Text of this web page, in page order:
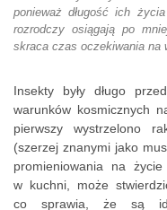
ponieważ długość ich
rozrodczy osiągają po
skraca czas oczekiwania na
Insekty były długo
warunków kosmicznych
pierwszy wystrzelono
(szerzej znanymi jako
promieniowania na
w kuchni, może
co sprawia, że są